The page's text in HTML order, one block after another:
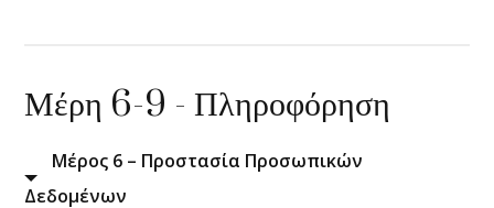
Μέρη 6-9 - Πληροφόρηση
Μέρος 6 – Προστασία Προσωπικών
Δεδομένων